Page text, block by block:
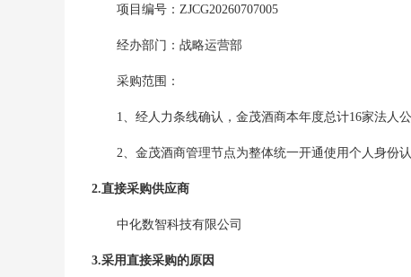
项目编号： ZJCG20260707005
经办部门： 战略运营部
采购范围：
1、经人力条线确认，金茂酒商本年度总计16家法人
2、金茂酒商管理节点为整体统一开通使用个人身份
2.直接采购供应商
中化数智科技有限公司
3.采用直接采购的原因